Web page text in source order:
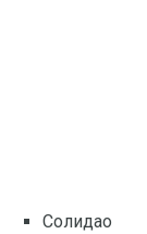
Солидао